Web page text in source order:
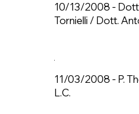
10/13/2008 -
Tornielli / Dott.
11/03/2008 - P.
L.C.